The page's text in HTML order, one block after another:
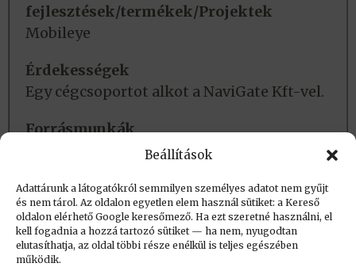
Beállítások
Adattárunk a látogatókról semmilyen személyes adatot nem gyűjt
és nem tárol. Az oldalon egyetlen elem használ sütiket: a Kereső
oldalon elérhető Google keresőmező. Ha ezt szeretné használni, el
kell fogadnia a hozzá tartozó sütiket — ha nem, nyugodtan
elutasíthatja, az oldal többi része enélkül is teljes egészében
működik.
fejlesztések/termékek/Projektek
Mobileye
Érdekességek
Egy cégcsoportot alkot a NaviGate Kft-vel.
Forrásmunkák
A térinformatika alkalmazásainak
Létrehozva: 2024.02.03. 19:57
Utolsó módosítás: 2024.02.17. 19:34